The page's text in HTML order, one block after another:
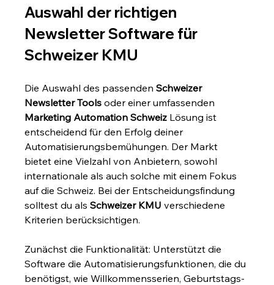
Auswahl der richtigen
Newsletter Software für
Schweizer KMU
Die Auswahl des passenden Schweizer
Newsletter Tools oder einer umfassenden
Marketing Automation Schweiz Lösung ist
entscheidend für den Erfolg deiner
Automatisierungsbemühungen. Der Markt
bietet eine Vielzahl von Anbietern, sowohl
internationale als auch solche mit einem Fokus
auf die Schweiz. Bei der Entscheidungsfindung
solltest du als Schweizer KMU verschiedene
Kriterien berücksichtigen.
Zunächst die Funktionalität: Unterstützt die
Software die Automatisierungsfunktionen, die du
benötigst, wie Willkommensserien, Geburtstags-